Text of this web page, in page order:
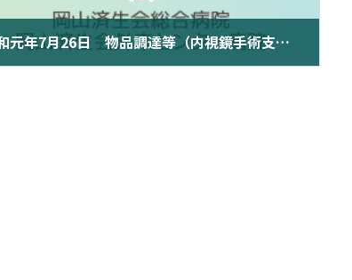
令和元年7月26日 物品調達等（内視鏡手術支援ロボット）に係る一般競争入札